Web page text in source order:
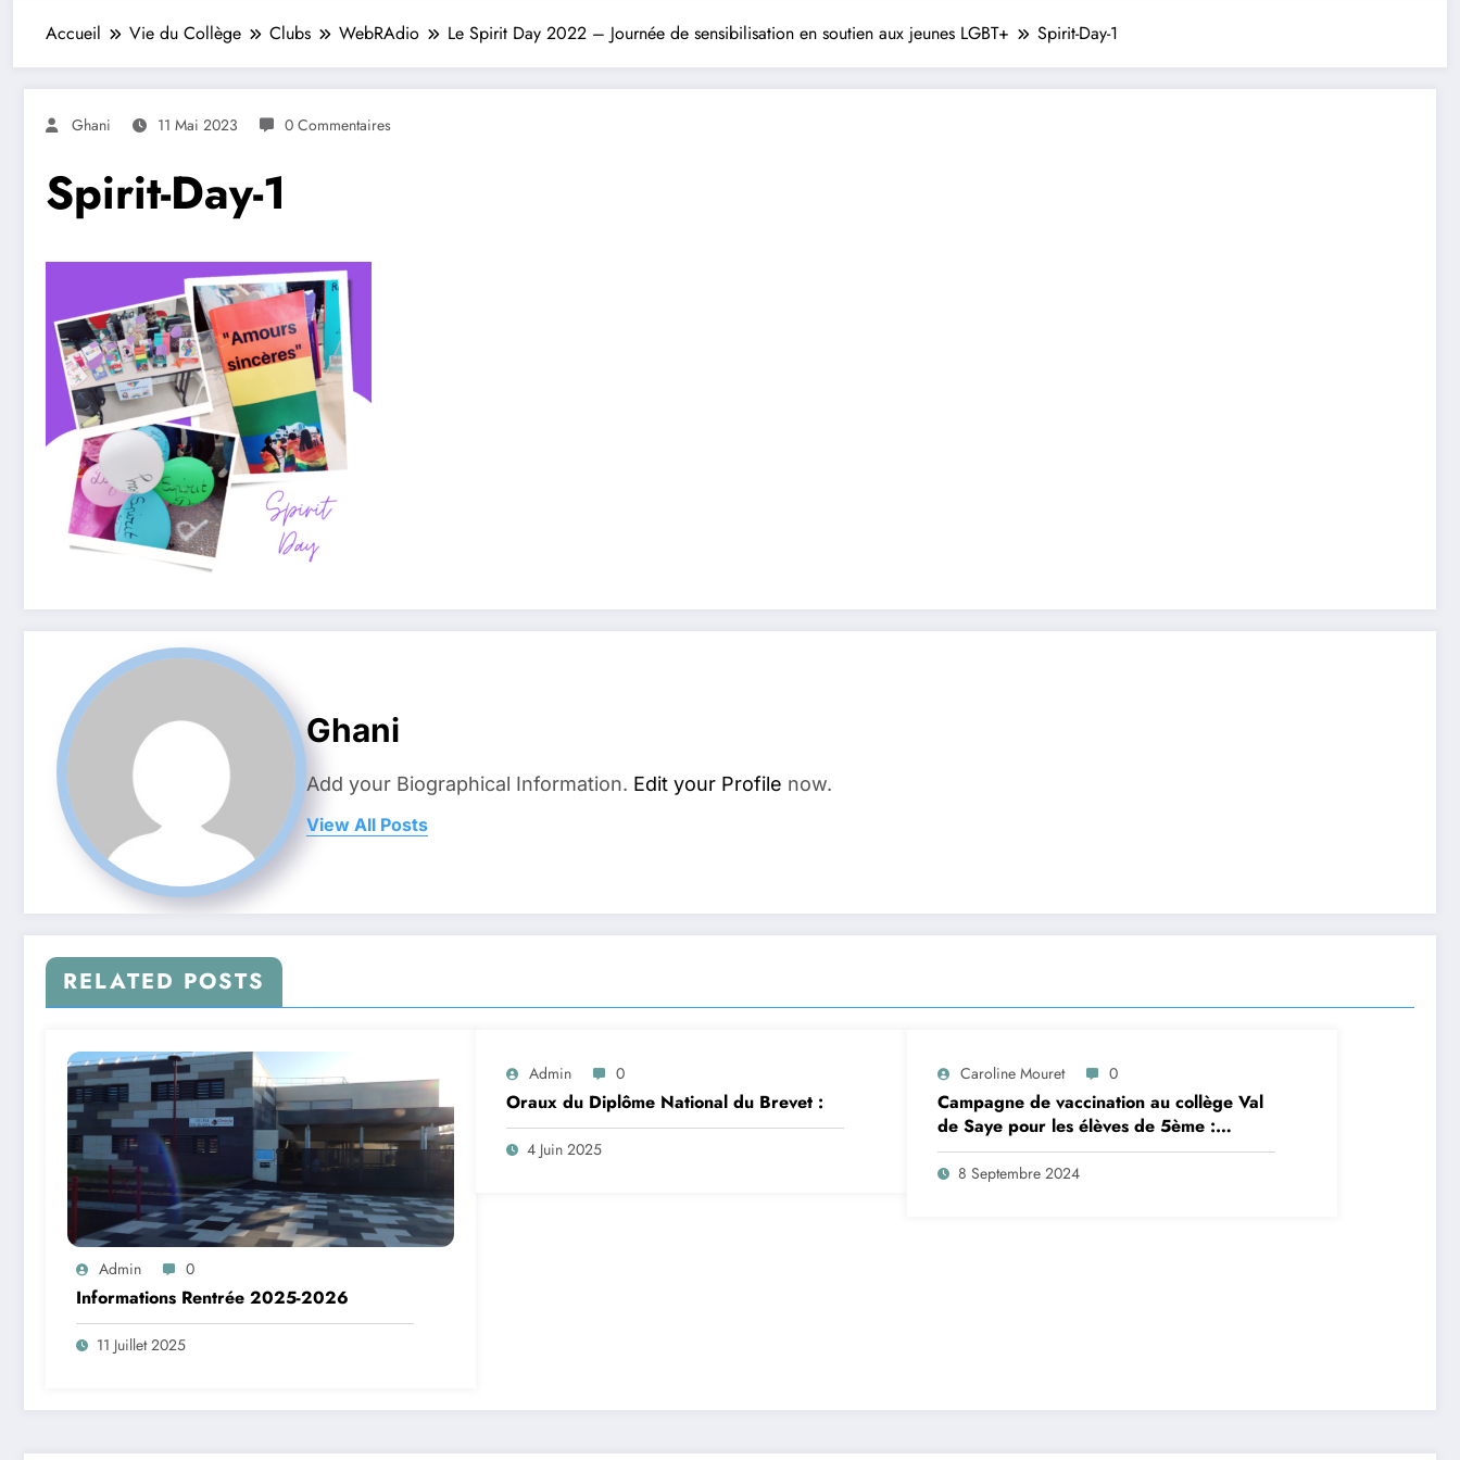
Accueil Vie du Collège Clubs WebRAdio Le Spirit Day 2022 – Journée de sensibilisation en soutien aux jeunes LGBT+ Spirit-Day-1
Ghani 11 Mai 2023 0 Commentaires
Spirit-Day-1
Ghani
Add your Biographical Information. Edit your Profile now.
View All Posts
RELATED POSTS
Admin 0
Informations Rentrée 2025-2026
11 Juillet 2025
Admin 0
Oraux du Diplôme National du Brevet :
4 Juin 2025
Caroline Mouret 0
Campagne de vaccination au collège Val
de Saye pour les élèves de 5ème :
inscription en ligne avant le 28
septembre 2024
8 Septembre 2024